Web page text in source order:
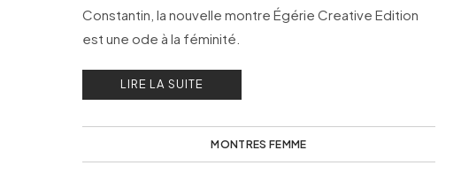
Constantin, la nouvelle montre Égérie Creative Edition
est une ode à la féminité.
LIRE LA SUITE
MONTRES FEMME